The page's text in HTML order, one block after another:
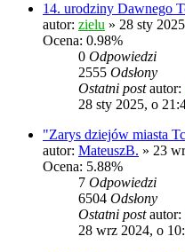
14. urodziny Dawnego
autor: zielu » 28 sty
Ocena: 0.98%
0 Odpowiedzi
2555 Odsłony
Ostatni postautor:
28 sty 2025, o
"Zarys dziejów miasta
autor: MateuszB. » 23
Ocena: 5.88%
7 Odpowiedzi
6504 Odsłony
Ostatni postautor:
28 wrz 2024, o